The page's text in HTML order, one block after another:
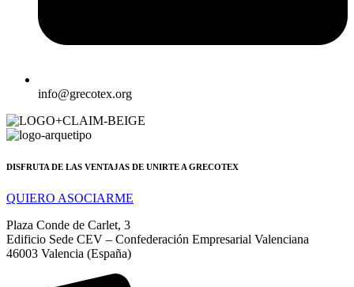
info@grecotex.org
DISFRUTA DE LAS VENTAJAS DE UNIRTE A GRECOTEX
QUIERO ASOCIARME
Plaza Conde de Carlet, 3
Edificio Sede CEV – Confederación Empresarial Valenciana
46003 Valencia (España)